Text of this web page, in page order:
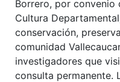
Borrero, por convenio
Cultura
conservación,
comunidad
investigadores que
consulta permanente.